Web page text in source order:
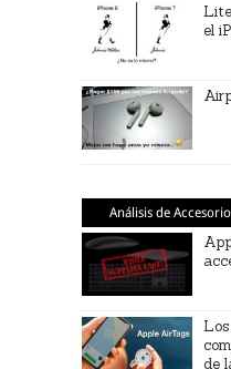
el
Análisis de
de